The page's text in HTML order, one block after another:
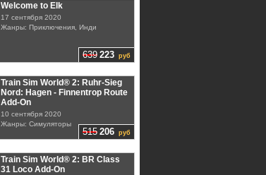
639 223 руб
Welcome to Elk
17 сентября 2020
Жанры: Приключения, Инди
515 206 руб
Train Sim World® 2: Ruhr-Sieg
Nord: Hagen - Finnentrop Route
Add-On
10 сентября 2020
Жанры: Симуляторы
Train Sim World® 2: BR Class
31 Loco Add-On